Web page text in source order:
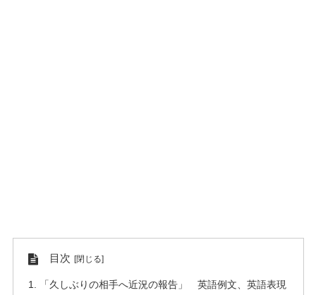
目次
「久しぶりの相手へ近況の報告」 英語例文、英語表現